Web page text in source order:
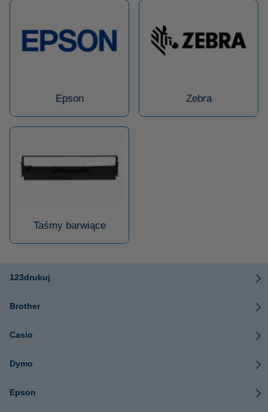
Epson Zebra
Taśmy barwiące
123drukuj
Brother
Casio
Dymo
Epson